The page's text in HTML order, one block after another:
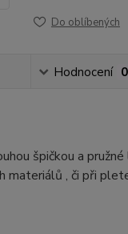
Do oblíbených
Hodnocení 0
špičkou a
, či při